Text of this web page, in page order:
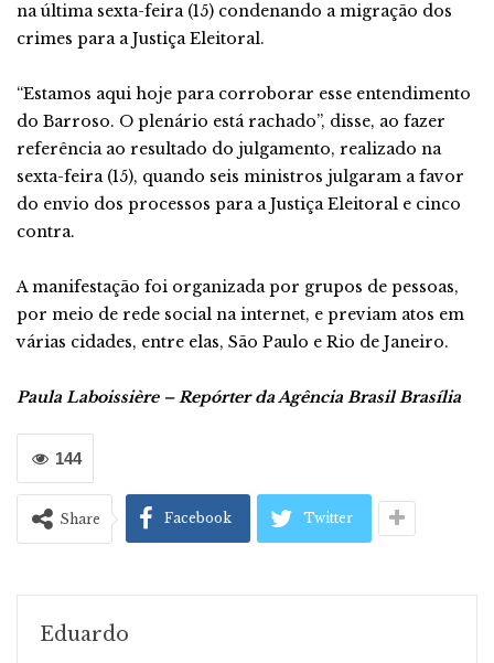
na última sexta-feira (15) condenando a migração dos
crimes para a Justiça Eleitoral.
“Estamos aqui hoje para corroborar esse entendimento
do Barroso. O plenário está rachado”, disse, ao fazer
referência ao resultado do julgamento, realizado na
sexta-feira (15), quando seis ministros julgaram a favor
do envio dos processos para a Justiça Eleitoral e cinco
contra.
A manifestação foi organizada por grupos de pessoas,
por meio de rede social na internet, e previam atos em
várias cidades, entre elas, São Paulo e Rio de Janeiro.
Paula Laboissière – Repórter da Agência Brasil Brasília
144
Share Facebook Twitter
Eduardo